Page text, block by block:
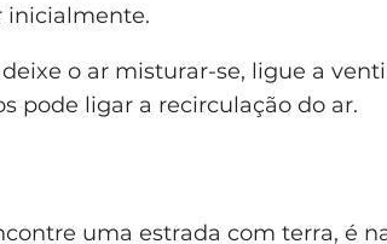
inicialmente.
o ar misturar-se, ligue a
pode ligar a recirculação do ar.
uma estrada com terra, é